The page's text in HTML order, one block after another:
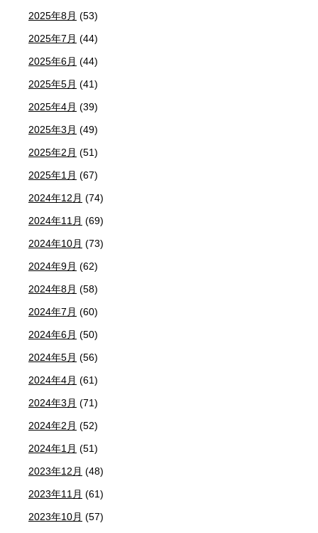
2025年8月 (53)
2025年7月 (44)
2025年6月 (44)
2025年5月 (41)
2025年4月 (39)
2025年3月 (49)
2025年2月 (51)
2025年1月 (67)
2024年12月 (74)
2024年11月 (69)
2024年10月 (73)
2024年9月 (62)
2024年8月 (58)
2024年7月 (60)
2024年6月 (50)
2024年5月 (56)
2024年4月 (61)
2024年3月 (71)
2024年2月 (52)
2024年1月 (51)
2023年12月 (48)
2023年11月 (61)
2023年10月 (57)